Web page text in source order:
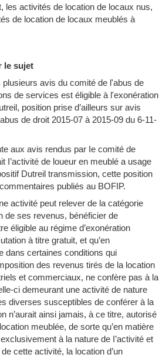
les activités de location de locaux nus,
de location de locaux meublés à
le sujet
plusieurs avis du comité de l'abus de
de services est éligible à l'exonération
position prise d’ailleurs sur avis
de droit 2015-07 à 2015-09 du 6-11-
aux avis rendus par Ie comité de
I’activité de loueur en meublé a usage
Dutreil transmission, cette position
publiés au BOFIP.
activité peut relever de la catégorie
de ses revenus, bénéficier de
éligible au régime d’exonération
à titre gratuit, et qu’en
dans certaines conditions qui
des revenus tirés de la location
et commerciaux, ne confère pas à la
ci demeurant une activité de nature
diverses susceptibles de conférer à la
n’aurait ainsi jamais, à ce titre, autorisé
meublée, de sorte qu’en matière
à la nature de I’activité et
cette activité, la location d’un